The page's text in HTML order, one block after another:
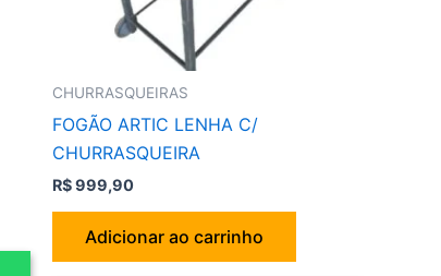
CHURRASQUEIRAS
FOGÃO ARTIC LENHA C/
CHURRASQUEIRA
R$999,90
Adicionar ao carrinho